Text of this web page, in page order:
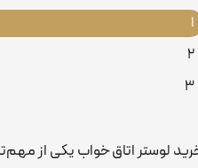
1
2
3
لوستر اتاق خواب یکی از